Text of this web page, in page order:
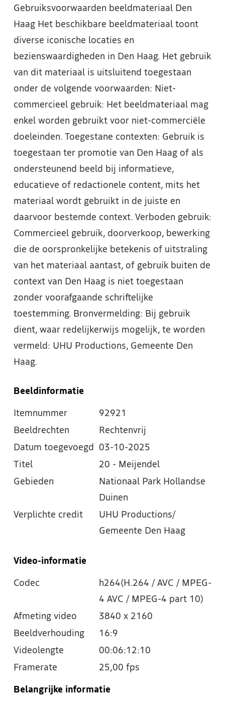
Gebruiksvoorwaarden beeldmateriaal Den
Haag Het beschikbare beeldmateriaal toont
diverse iconische locaties en
bezienswaardigheden in Den Haag. Het gebruik
van dit materiaal is uitsluitend toegestaan
onder de volgende voorwaarden: Niet-
commercieel gebruik: Het beeldmateriaal mag
enkel worden gebruikt voor niet-commerciële
doeleinden. Toegestane contexten: Gebruik is
toegestaan ter promotie van Den Haag of als
ondersteunend beeld bij informatieve,
educatieve of redactionele content, mits het
materiaal wordt gebruikt in de juiste en
daarvoor bestemde context. Verboden gebruik:
Commercieel gebruik, doorverkoop, bewerking
die de oorspronkelijke betekenis of uitstraling
van het materiaal aantast, of gebruik buiten de
context van Den Haag is niet toegestaan
zonder voorafgaande schriftelijke
toestemming. Bronvermelding: Bij gebruik
dient, waar redelijkerwijs mogelijk, te worden
vermeld: UHU Productions, Gemeente Den
Haag.
Beeldinformatie
Itemnummer
92921
Beeldrechten
Rechtenvrij
Datum toegevoegd
03-10-2025
Titel
20 - Meijendel
Gebieden
Nationaal Park Hollandse
Duinen
Verplichte credit
UHU Productions/
Gemeente Den Haag
Video-informatie
Codec
h264(H.264 / AVC / MPEG-
4 AVC / MPEG-4 part 10)
Afmeting video
3840 x 2160
Beeldverhouding
16:9
Videolengte
00:06:12:10
Framerate
25,00 fps
Belangrijke informatie